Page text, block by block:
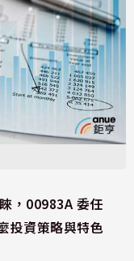
，00983A 委任
投資策略與特色